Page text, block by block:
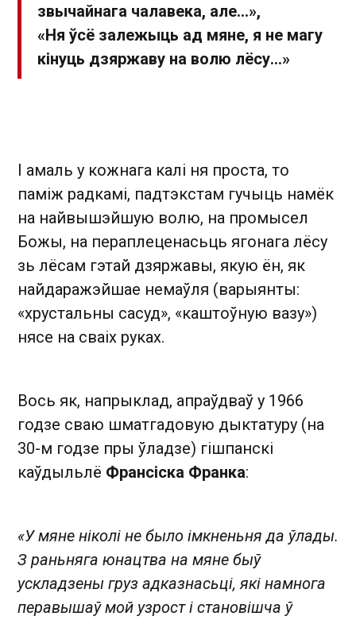
звычайнага чалавека, але...»,
«Ня ўсё залежыць ад мяне, я не магу
кінуць дзяржаву на волю лёсу...»
І амаль у кожнага калі ня проста, то
паміж радкамі, падтэкстам гучыць намёк
на найвышэйшую волю, на промысел
Божы, на пераплеценасьць ягонага лёсу
зь лёсам гэтай дзяржавы, якую ён, як
найдаражэйшае немаўля (варыянты:
«хрустальны сасуд», «каштоўную вазу»)
нясе на сваіх руках.
Вось як, напрыклад, апраўдваў у 1966
годзе сваю шматгадовую дыктатуру (на
30-м годзе пры ўладзе) гішпанскі
каўдыльлё Франсіска Франка:
«У мяне ніколі не было імкненьня да ўлады.
З раньняга юнацтва на мяне быў
ускладзены груз адказнасьці, які намнога
перавышаў мой узрост і становішча ў